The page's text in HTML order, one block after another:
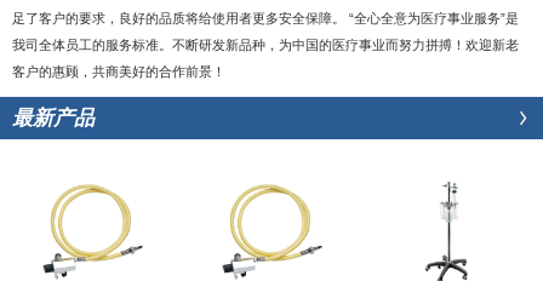
足了客户的要求，良好的品质将给使用者更多安全保障。 “全心全意为医疗事业服务”是
我司全体员工的服务标准。不断研发新品种，为中国的医疗事业而努力拼搏！欢迎新老
客户的惠顾，共商美好的合作前景！
最新产品